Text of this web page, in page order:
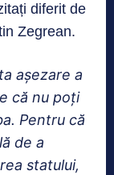
diferit de
Zegrean.
așezare a
că nu poți
Pentru că
de a
statului,